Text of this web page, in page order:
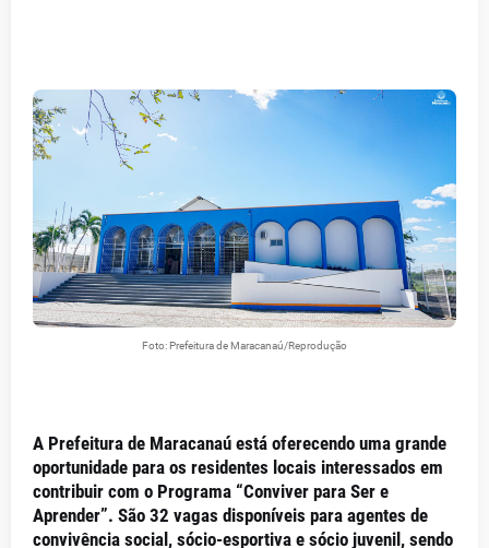
Foto: Prefeitura de Maracanaú/Reprodução
A Prefeitura de Maracanaú está oferecendo uma grande
oportunidade para os residentes locais interessados em
contribuir com o Programa “Conviver para Ser e
Aprender”. São 32 vagas disponíveis para agentes de
convivência social, sócio-esportiva e sócio juvenil, sendo